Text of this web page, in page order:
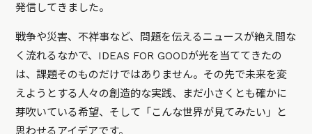
発信してきました。
戦争や災害、不祥事など、問題を伝えるニュースが絶え間な
く流れるなかで、IDEAS FOR GOODが光を当ててきたの
は、課題そのものだけではありません。その先で未来を変
えようとする人々の創造的な実践、まだ小さくとも確かに
芽吹いている希望、そして「こんな世界が見てみたい」と
思わせるアイデアです。